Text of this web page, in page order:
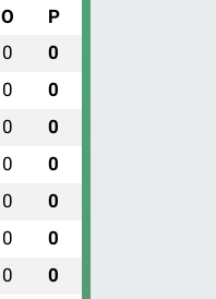
O P
0 0
0 0
0 0
0 0
0 0
0 0
0 0